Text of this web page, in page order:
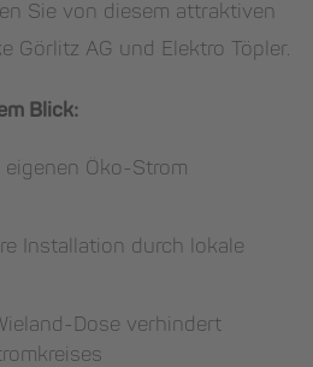
Sie von diesem attraktiven
Görlitz AG und Elektro Töpler.
Blick:
eigenen Öko-Strom
Installation durch lokale
Dose verhindert